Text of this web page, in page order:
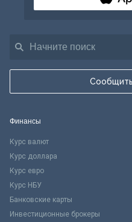
Финансы
Курс валют
Курс доллара
Курс евро
Курс НБУ
Банковские карты
Инвестиционные брокеры